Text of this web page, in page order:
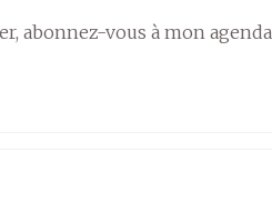
abonnez-vous à mon agenda